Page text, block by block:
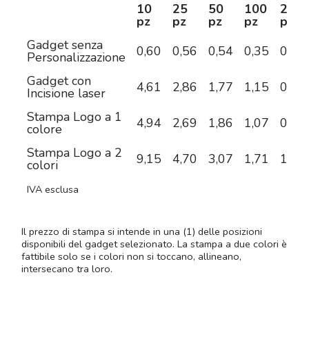
10
pz
25
pz
50
pz
100
pz
250
pz
Gadget senza
Personalizzazione 0,60 0,56 0,54 0,35
0,33
Gadget con
Incisione laser 4,61 2,86 1,77 1,15
0,85
Stampa Logo a 1
colore 4,94 2,69 1,86 1,07
0,73
Stampa Logo a 2
colori 9,15 4,70 3,07 1,71 1,06
IVA esclusa
Il prezzo di stampa si intende in una (1) delle posizioni
disponibili del gadget selezionato. La stampa a due colori è
fattibile solo se i colori non si toccano, allineano,
intersecano tra loro.